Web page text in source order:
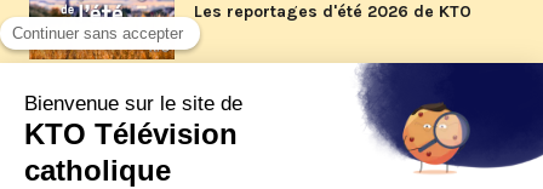
Les reportages d'été 2026 de KTO
Article
La visite pastorale du pape Léon
XIV à Assise à suivre sur KTO le